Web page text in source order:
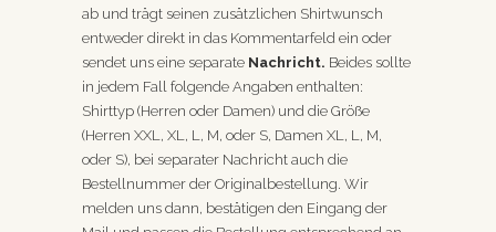
ab und trägt seinen zusätzlichen Shirtwunsch
entweder direkt in das Kommentarfeld ein oder
sendet uns eine separate Nachricht. Beides sollte
in jedem Fall folgende Angaben enthalten:
Shirttyp (Herren oder Damen) und die Größe
(Herren XXL, XL, L, M, oder S, Damen XL, L, M,
oder S), bei separater Nachricht auch die
Bestellnummer der Originalbestellung. Wir
melden uns dann, bestätigen den Eingang der